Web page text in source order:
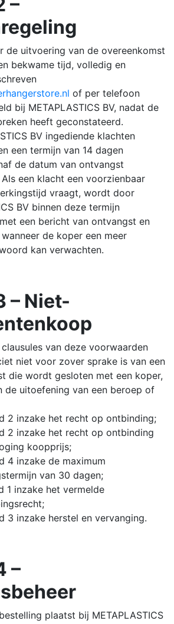
de uitvoering van de overeenkomst
bekwame tijd, volledig en
of per telefoon
bij METAPLASTICS BV, nadat de
heeft geconstateerd.
BV ingediende klachten
een termijn van 14 dagen
de datum van ontvangst
een klacht een voorzienbaar
vraagt, wordt door
BV binnen deze termijn
een bericht van ontvangst en
de koper een meer
kan verwachten.
– Niet-
van deze voorwaarden
niet voor zover sprake is van een
die wordt gesloten met een koper,
de uitoefening van een beroep of
2 inzake het recht op ontbinding;
2 inzake het recht op ontbinding
koopprijs;
4 inzake de maximum
van 30 dagen;
1 inzake het vermelde
3 inzake herstel en vervanging.
–
plaatst bij METAPLASTICS